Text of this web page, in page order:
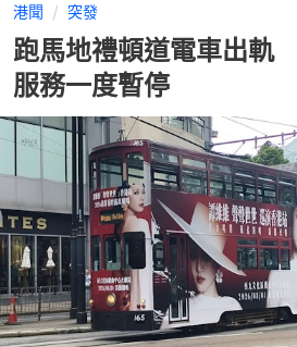
港聞 突發
跑馬地禮頓道電車出軌
服務一度暫停